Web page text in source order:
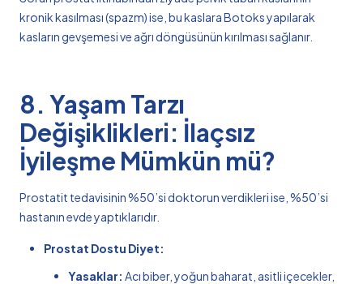
kronik kasılması (spazm) ise, bu kaslara Botoks yapılarak
kasların gevşemesi ve ağrı döngüsünün kırılması sağlanır.
8. Yaşam Tarzı
Değişiklikleri: İlaçsız
İyileşme Mümkün mü?
Prostatit tedavisinin %50’si doktorun verdikleri ise, %50’si
hastanın evde yaptıklarıdır.
Prostat Dostu Diyet:
Yasaklar: Acı biber, yoğun baharat, asitli içecekler,